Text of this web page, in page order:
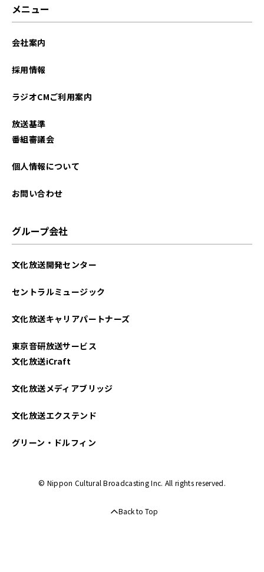
2023年05月
2023年02月
2022年09月
2022年08月
2022年07月
メニュー
会社案内
採用情報
ラジオCMご利用案内
放送基準
番組審議会
個人情報について
お問い合わせ
グループ会社
文化放送開発センター
セントラルミュージック
文化放送キャリアパートナーズ
東京音研放送サービス
文化放送iCraft
文化放送メディアブリッジ
文化放送エクステンド
グリーン・ドルフィン
© Nippon Cultural Broadcasting Inc. All rights reserved.
Back to Top